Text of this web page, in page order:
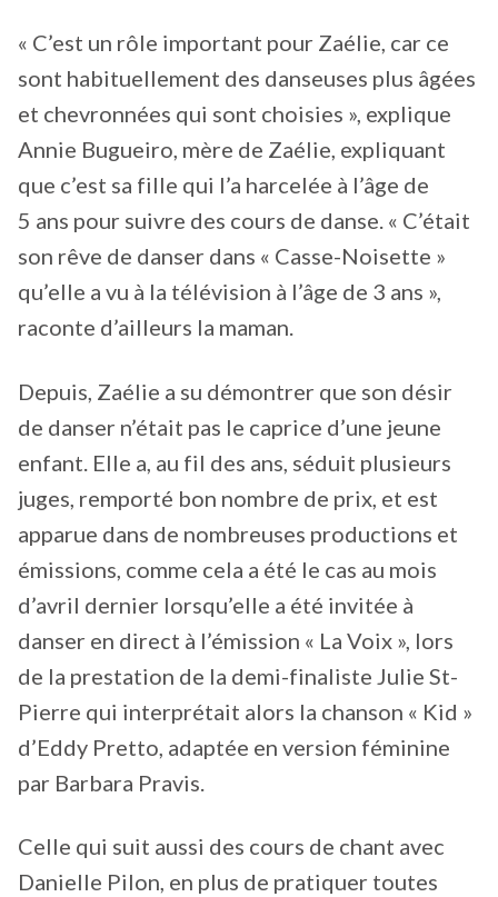
« C’est un rôle important pour Zaélie, car ce
sont habituellement des danseuses plus âgées
et chevronnées qui sont choisies », explique
Annie Bugueiro, mère de Zaélie, expliquant
que c’est sa fille qui l’a harcelée à l’âge de
5 ans pour suivre des cours de danse. « C’était
son rêve de danser dans « Casse-Noisette »
qu’elle a vu à la télévision à l’âge de 3 ans »,
raconte d’ailleurs la maman.
Depuis, Zaélie a su démontrer que son désir
de danser n’était pas le caprice d’une jeune
enfant. Elle a, au fil des ans, séduit plusieurs
juges, remporté bon nombre de prix, et est
apparue dans de nombreuses productions et
émissions, comme cela a été le cas au mois
d’avril dernier lorsqu’elle a été invitée à
danser en direct à l’émission « La Voix », lors
de la prestation de la demi-finaliste Julie St-
Pierre qui interprétait alors la chanson « Kid »
d’Eddy Pretto, adaptée en version féminine
par Barbara Pravis.
Celle qui suit aussi des cours de chant avec
Danielle Pilon, en plus de pratiquer toutes